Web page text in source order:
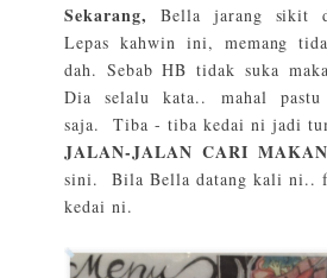
Sekarang, Bella jarang sikit
Lepas kahwin ini, memang
dah. Sebab HB tidak suka
Dia selalu kata.. mahal pastu
saja. Tiba - tiba kedai ni jadi
JALAN-JALAN CARI
sini. Bila Bella datang kali ni..
kedai ni.